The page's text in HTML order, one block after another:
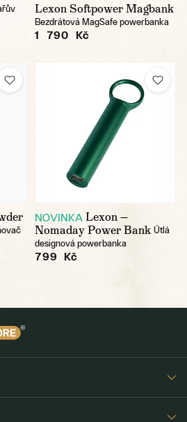
Lexon Softpower Magbank
Bezdrátová MagSafe powerbanka
1 790 Kč
NOVINKA Lexon —
Nomaday Power Bank Útlá
designová powerbanka
799 Kč